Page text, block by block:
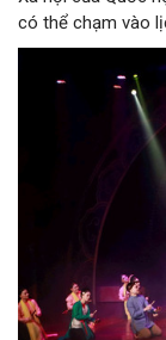
có thể chạm vào
hồ, nếp nhà, câu
thể kể một câu
Nhưng trong kỷ
bao nhiêu di sản,
ức, mà là làm thế
phát triển, thành
thành năng lực